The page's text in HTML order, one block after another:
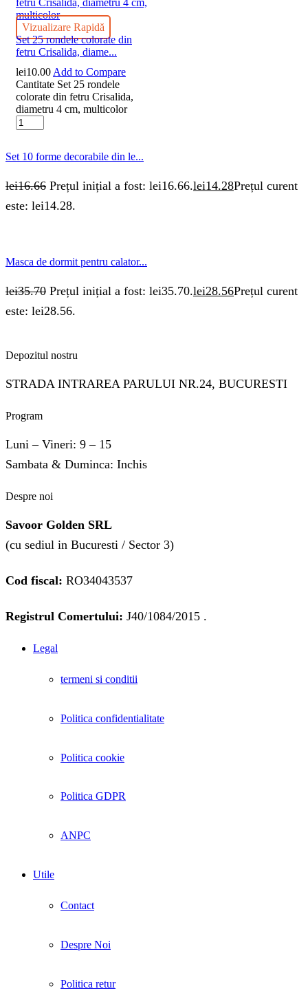
Vizualizare Rapidă
Set 25 rondele colorate din
fetru Crisalida, diame...
lei10.00 Add to Compare
Cantitate Set 25 rondele
colorate din fetru Crisalida,
diametru 4 cm, multicolor
Set 10 forme decorabile din le...
lei16.66 Prețul inițial a fost: lei16.66.lei14.28Prețul curent
este: lei14.28.
Masca de dormit pentru calator...
lei35.70 Prețul inițial a fost: lei35.70.lei28.56Prețul curent
este: lei28.56.
Depozitul nostru
STRADA INTRAREA PARULUI NR.24, BUCURESTI
Program
Luni – Vineri: 9 – 15
Sambata & Duminca: Inchis
Despre noi
Savoor Golden SRL
(cu sediul in Bucuresti / Sector 3)
Cod fiscal: RO34043537
Registrul Comertului: J40/1084/2015 .
Legal
termeni si conditii
Politica confidentialitate
Politica cookie
Politica GDPR
ANPC
Utile
Contact
Despre Noi
Politica retur